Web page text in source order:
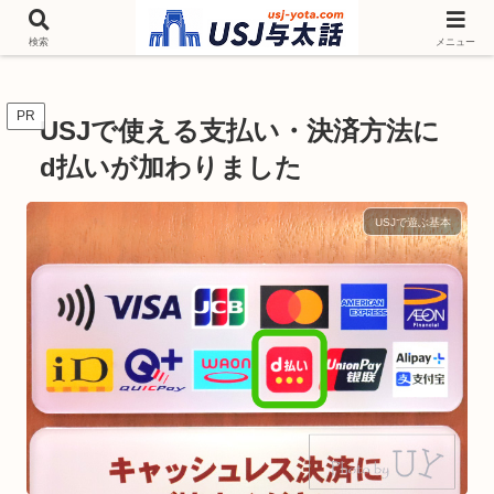
チケットやシーズンイベント ニンテンドーワールド アトラクションなどユニ
バを歩いて情報収集しています
PR USJで使える支払い・決済方法に
d払いが加わりました
USJで遊ぶ基本
検索 メニュー